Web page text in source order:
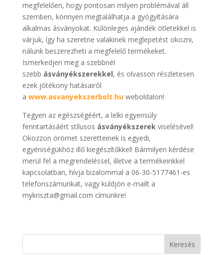
megfelelően, hogy pontosan milyen problémával áll
szemben, könnyen megtalálhatja a gyógyítására
alkalmas ásványokat. Különleges ajándék ötletekkel is
várjuk, így ha szeretne valakinek meglepetést okozni,
nálunk beszerezheti a megfelelő termékeket.
Ismerkedjen meg a szebbnél
szebb ásványékszerekkel, és olvasson részletesen
ezek jótékony hatásairól
a www.asvanyekszerbolt.huweboldalon!
Tegyen az egészségéért, a lelki egyensúly
fenntartásáért stílusos ásványékszerekviselésével!
Okozzon örömet szeretteinek is egyedi,
egyéniségükhöz illő kiegészítőkkel! Bármilyen kérdése
merül fel a megrendeléssel, illetve a termékeinkkel
kapcsolatban, hívja bizalommal a 06-30-5177461-es
telefonszámunkat, vagy küldjön e-mailt a
mykriszta@gmail.com címünkre!